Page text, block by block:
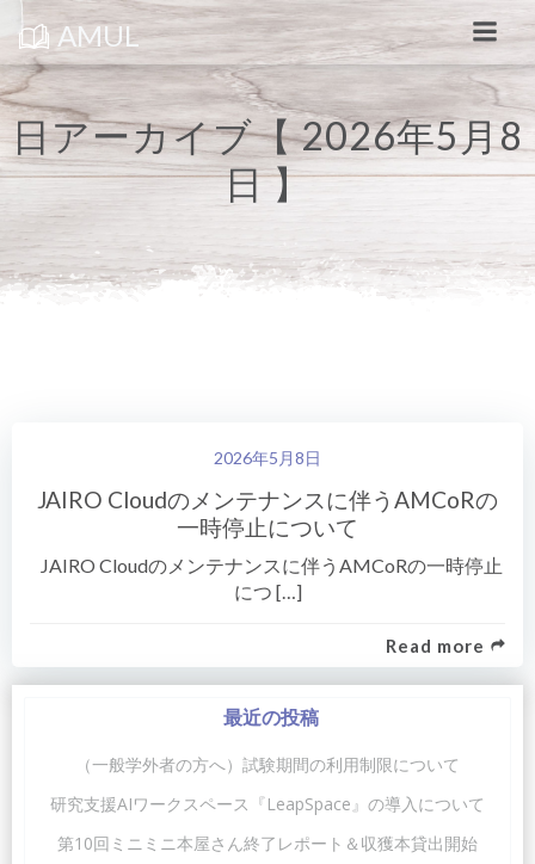
コ
ン
テ
ン
ツ
へ
ス
キ
ッ
プ
AMUL
日アーカイブ【 2026年5月8
日 】
2026年5月8日
JAIRO Cloudのメンテナンスに伴うAMCoRの
一時停止について
JAIRO Cloudのメンテナンスに伴うAMCoRの一時停止
につ […]
Read more
最近の投稿
（一般学外者の方へ）試験期間の利用制限について
研究支援AIワークスペース『LeapSpace』の導入について
第10回ミニミニ本屋さん終了レポート＆収獲本貸出開始